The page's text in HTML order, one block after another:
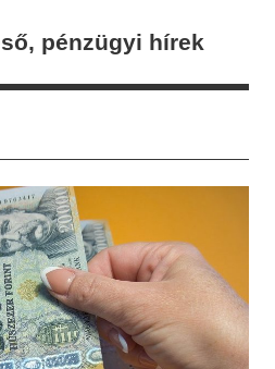
pénzügyi hírek